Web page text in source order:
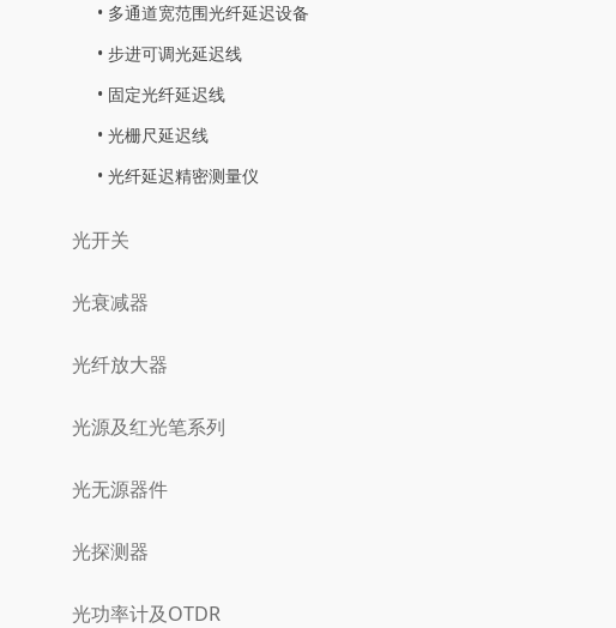
多通道宽范围光纤延迟设备
步进可调光延迟线
固定光纤延迟线
光栅尺延迟线
光纤延迟精密测量仪
光开关
光衰减器
光纤放大器
光源及红光笔系列
光无源器件
光探测器
光功率计及OTDR